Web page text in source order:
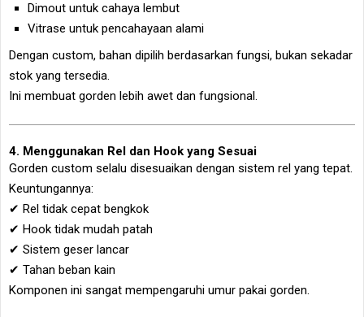
Dimout untuk cahaya lembut
Vitrase untuk pencahayaan alami
Dengan custom, bahan dipilih berdasarkan fungsi, bukan sekadar
stok yang tersedia.
Ini membuat gorden lebih awet dan fungsional.
4. Menggunakan Rel dan Hook yang Sesuai
Gorden custom selalu disesuaikan dengan sistem rel yang tepat.
Keuntungannya:
✔ Rel tidak cepat bengkok
✔ Hook tidak mudah patah
✔ Sistem geser lancar
✔ Tahan beban kain
Komponen ini sangat mempengaruhi umur pakai gorden.